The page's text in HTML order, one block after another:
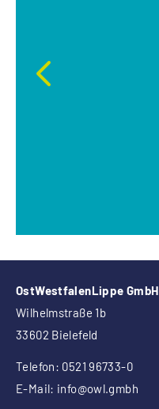
OstWestfalenLippe GmbH
Wilhelmstraße 1b
33602 Bielefeld
Telefon: 0521 96733-0
E-Mail: info@owl.gmbh